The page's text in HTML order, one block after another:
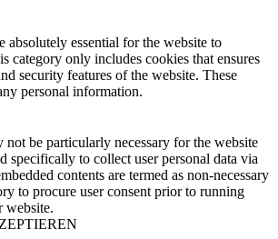
absolutely essential for the website to
category only includes cookies that ensures
security features of the website. These
personal information.
not be particularly necessary for the website
specifically to collect user personal data via
contents are termed as non-necessary
to procure user consent prior to running
website.